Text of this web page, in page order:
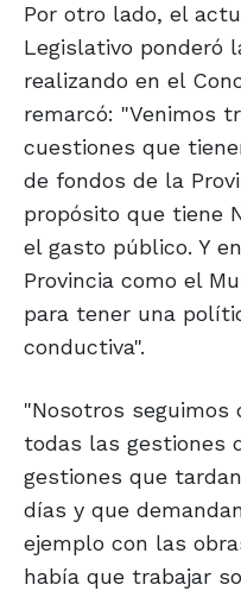
Por otro lado, el
Legislativo ponderó
realizando en el
remarcó: "Venimos
cuestiones que
de fondos de la
propósito que tiene
el gasto público. Y
Provincia como el
para tener una
conductiva".
"Nosotros seguimos
todas las gestiones
gestiones que
días y que
ejemplo con las
había que trabajar